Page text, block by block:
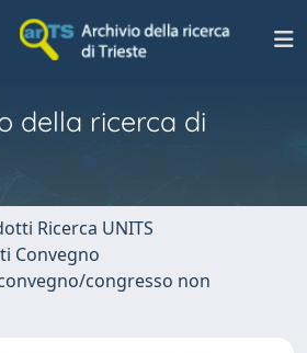
della ricerca di
Ricerca UNITS
Convegno
congresso non